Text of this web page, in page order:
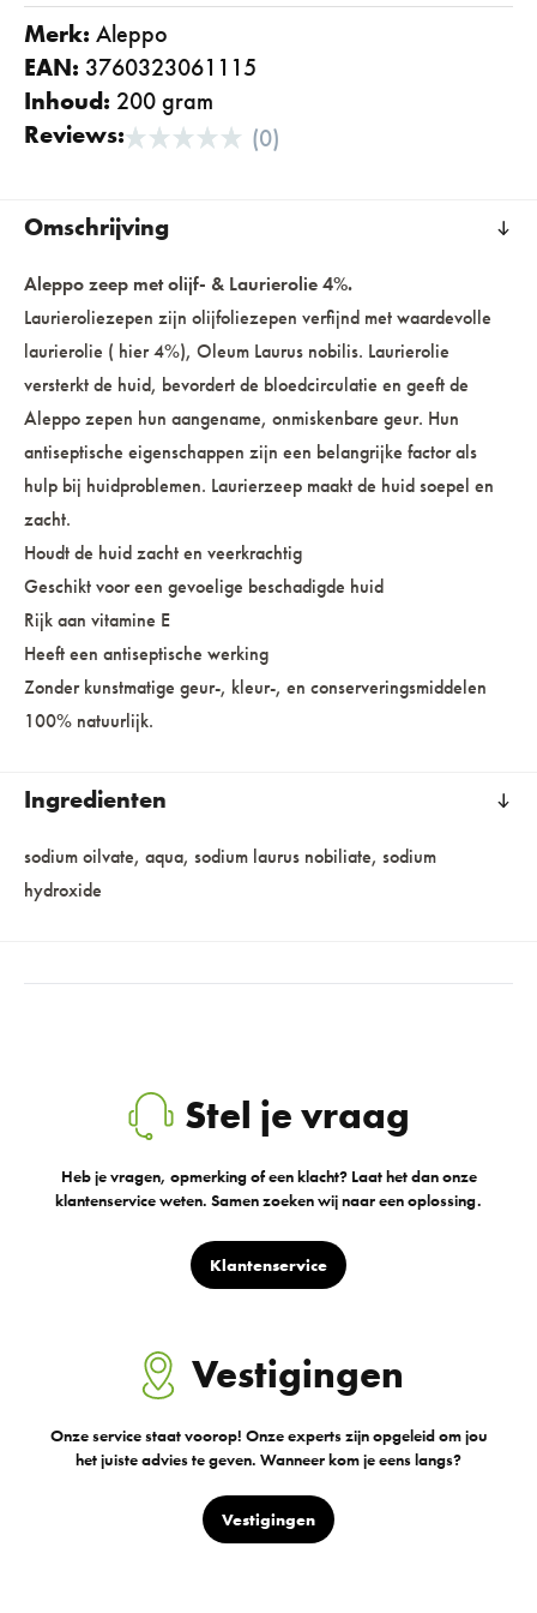
Merk:
aleppo
EAN: 3760323061115
Inhoud: 200 gram
Reviews:
(0)
Omschrijving
Aleppo zeep met olijf- & Laurierolie 4%.
Laurieroliezepen zijn olijfoliezepen verfijnd met waardevolle
laurierolie ( hier 4%), Oleum Laurus nobilis. Laurierolie
versterkt de huid, bevordert de bloedcirculatie en geeft de
Aleppo zepen hun aangename, onmiskenbare geur. Hun
antiseptische eigenschappen zijn een belangrijke factor als
hulp bij huidproblemen. Laurierzeep maakt de huid soepel en
zacht.
Houdt de huid zacht en veerkrachtig
Geschikt voor een gevoelige beschadigde huid
Rijk aan vitamine E
Heeft een antiseptische werking
Zonder kunstmatige geur-, kleur-, en conserveringsmiddelen
100% natuurlijk.
Ingredienten
sodium oilvate, aqua, sodium laurus nobiliate, sodium
hydroxide
Stel je vraag
Heb je vragen, opmerking of een klacht? Laat het dan onze
klantenservice weten. Samen zoeken wij naar een oplossing.
Klantenservice
Vestigingen
Onze service staat voorop! Onze experts zijn opgeleid om jou
het juiste advies te geven. Wanneer kom je eens langs?
Vestigingen